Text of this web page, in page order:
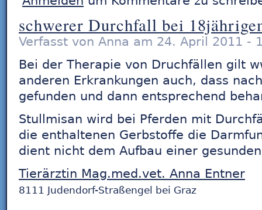
schwerer Durchfall bei
Verfasst von Anna am 24. April 2011 -
Bei der Therapie von Druchfällen gilt
anderen Erkrankungen auch, dass
gefunden und dann entsprechend
Stullmisan wird bei Pferden mit
die enthaltenen Gerbstoffe die
dient nicht dem Aufbau einer
Tierärztin Mag.med.vet. Anna Entner
8111 Judendorf-Straßengel bei Graz